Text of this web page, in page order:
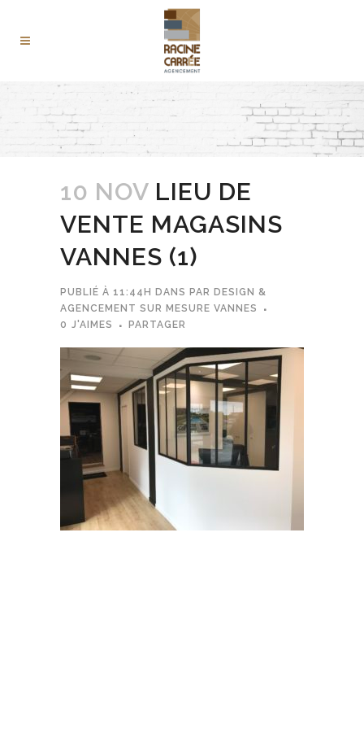
10 NOV LIEU DE
VENTE MAGASINS
VANNES (1)
PUBLIÉ À 11:44H DANS PAR DESIGN &
AGENCEMENT SUR MESURE VANNES
0 J'AIMES PARTAGER